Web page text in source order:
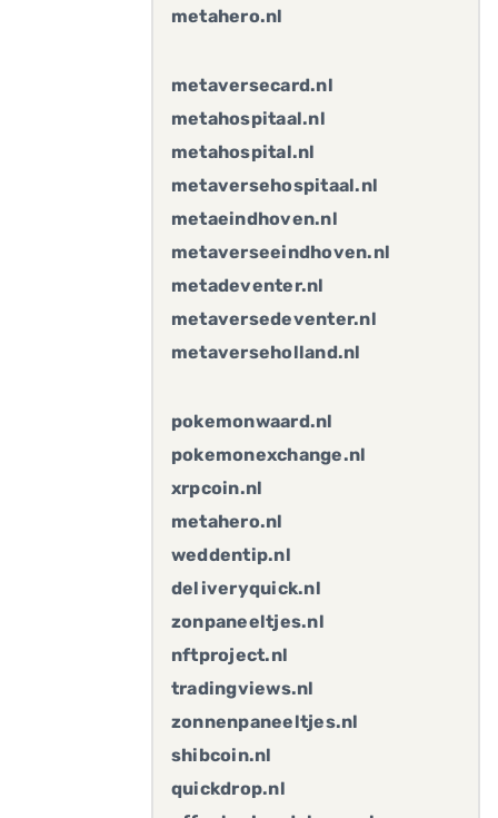
metahero.nl
metaversecard.nl
metahospitaal.nl
metahospital.nl
metaversehospitaal.nl
metaeindhoven.nl
metaverseeindhoven.nl
metadeventer.nl
metaversedeventer.nl
metaverseholland.nl
pokemonwaard.nl
pokemonexchange.nl
xrpcoin.nl
metahero.nl
weddentip.nl
deliveryquick.nl
zonpaneeltjes.nl
nftproject.nl
tradingviews.nl
zonnenpaneeltjes.nl
shibcoin.nl
quickdrop.nl